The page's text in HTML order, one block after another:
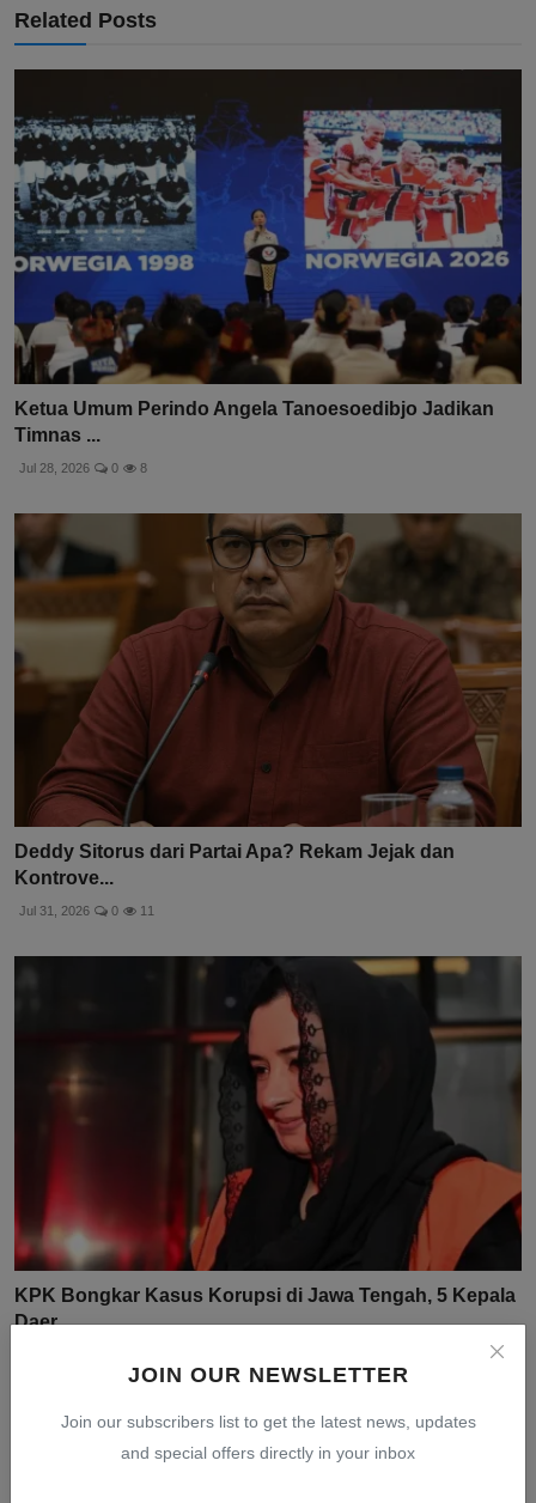
JOIN OUR NEWSLETTER
Join our subscribers list to get the latest news, updates
and special offers directly in your inbox
Related Posts
Ketua Umum Perindo Angela Tanoesoedibjo Jadikan
Timnas ...
Jul 28, 2026 0 8
Deddy Sitorus dari Partai Apa? Rekam Jejak dan
Kontrove...
Jul 31, 2026 0 11
KPK Bongkar Kasus Korupsi di Jawa Tengah, 5 Kepala
Daer...